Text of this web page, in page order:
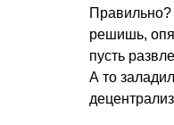
Правильно?
решишь,
пусть
А то